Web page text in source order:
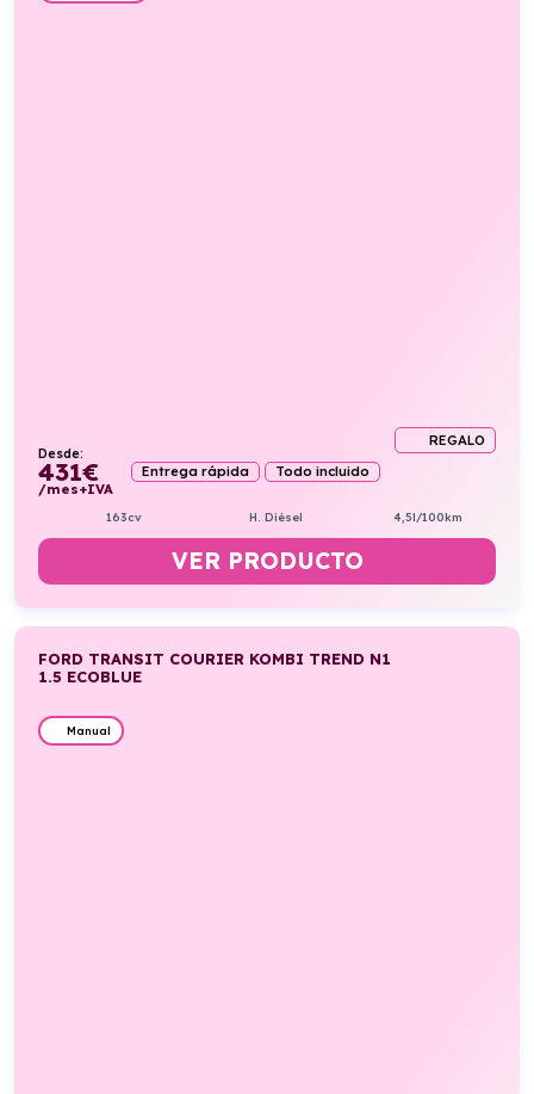
REGALO
Desde:
431€
/mes+IVA
Entrega rápida Todo incluido
163cv H. Diésel 4,5l/100km
VER PRODUCTO
FORD TRANSIT COURIER KOMBI TREND N1
1.5 ECOBLUE
Manual